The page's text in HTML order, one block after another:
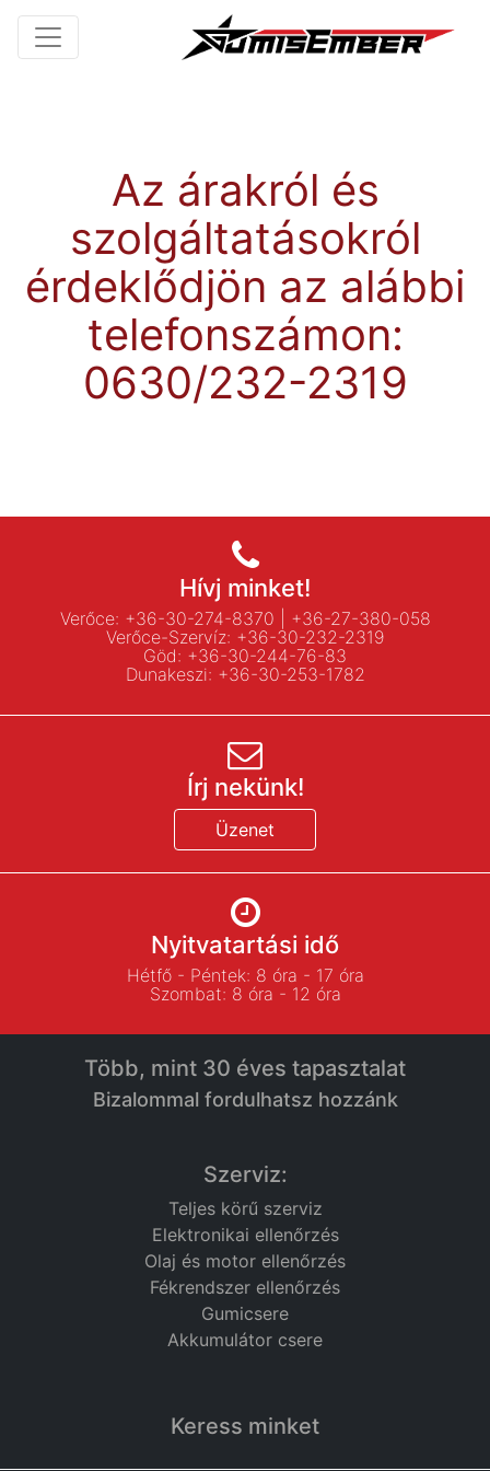
Az árakról és
szolgáltatásokról
érdeklődjön az alábbi
telefonszámon:
0630/232-2319
Hívj minket!
Verőce: +36-30-274-8370
+36-27-380-058
Verőce-Szervíz: +36-30-232-2319
Göd: +36-30-244-76-83
Dunakeszi: +36-30-253-1782
Írj nekünk!
Üzenet
Nyitvatartási idő
Hétfő - Péntek: 8 óra - 17 óra
Szombat: 8 óra - 12 óra
Több, mint 30 éves tapasztalat
Bizalommal fordulhatsz hozzánk
Szerviz:
Teljes körű szerviz
Elektronikai ellenőrzés
Olaj és motor ellenőrzés
Fékrendszer ellenőrzés
Gumicsere
Akkumulátor csere
Keress minket